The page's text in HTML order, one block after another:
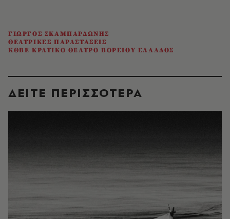
ΓΙΩΡΓΟΣ ΣΚΑΜΠΑΡΔΩΝΗΣ
ΘΕΑΤΡΙΚΕΣ ΠΑΡΑΣΤΑΣΕΙΣ
ΚΘΒΕ ΚΡΑΤΙΚΟ ΘΕΑΤΡΟ ΒΟΡΕΙΟΥ ΕΛΛΑΔΟΣ
ΔΕΙΤΕ ΠΕΡΙΣΣΟΤΕΡΑ